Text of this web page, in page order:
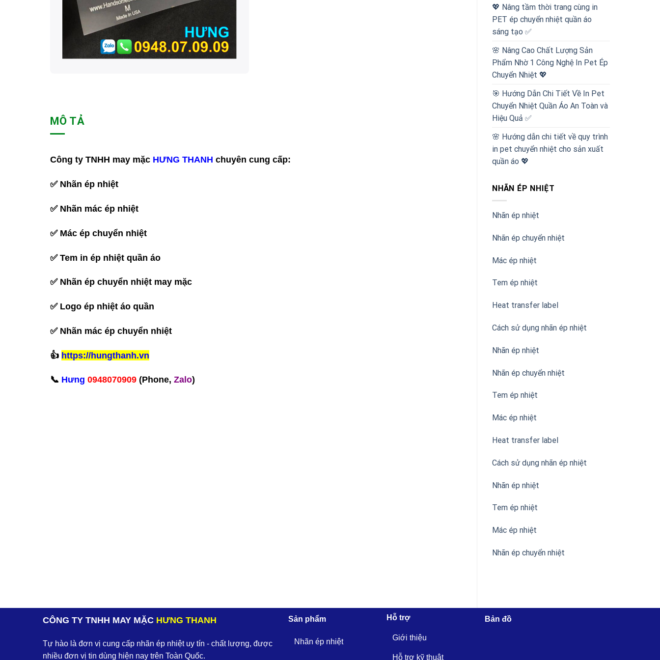
💖 Nâng tầm thời trang cùng in
PET ép chuyển nhiệt quần áo
sáng tạo ✅
🌸 Nâng Cao Chất Lượng Sản
Phẩm Nhờ 1 Công Nghệ In Pet Ép
Chuyển Nhiệt 💖
🎯 Hướng Dẫn Chi Tiết Về In Pet
Chuyển Nhiệt Quần Áo An Toàn và
Hiệu Quả ✅
🌸 Hướng dẫn chi tiết về quy trình
in pet chuyển nhiệt cho sản xuất
quần áo 💖
NHÃN ÉP NHIỆT
Nhãn ép nhiệt
Nhãn ép chuyển nhiệt
Mác ép nhiệt
Tem ép nhiệt
Heat transfer label
Cách sử dụng nhãn ép nhiệt
Nhãn ép nhiệt
Nhãn ép chuyển nhiệt
Tem ép nhiệt
Mác ép nhiệt
Heat transfer label
Cách sử dụng nhãn ép nhiệt
Nhãn ép nhiệt
Tem ép nhiệt
Mác ép nhiệt
Nhãn ép chuyển nhiệt
MÔ TẢ
Công ty TNHH may mặc HƯNG THANH chuyên cung cấp:
✅ Nhãn ép nhiệt
✅ Nhãn mác ép nhiệt
✅ Mác ép chuyển nhiệt
✅ Tem in ép nhiệt quần áo
✅ Nhãn ép chuyển nhiệt may mặc
✅ Logo ép nhiệt áo quần
✅ Nhãn mác ép chuyển nhiệt
‪👍 https://hungthanh.vn
📞 Hưng 0948070909 (Phone, Zalo)‬
CÔNG TY TNHH MAY MẶC HƯNG THANH
Tự hào là đơn vị cung cấp nhãn ép nhiệt uy tín - chất lượng, được
nhiều đơn vị tin dùng hiện nay trên Toàn Quốc.
Sản phẩm
Nhãn ép nhiệt
Hỗ trợ
Giới thiệu
Hỗ trợ kỹ thuật
Bản đồ